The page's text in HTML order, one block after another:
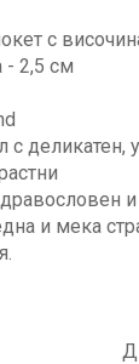
с
2,5 см
с
и мека